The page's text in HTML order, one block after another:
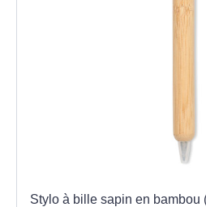
Stylo à bille sapin en bambou